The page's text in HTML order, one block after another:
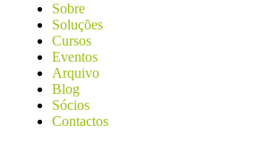
Sobre
Soluções
Cursos
Eventos
Arquivo
Blog
Sócios
Contactos